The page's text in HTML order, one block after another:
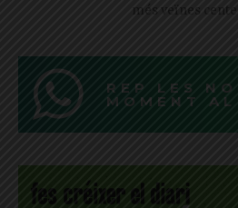
més veïnes
REP LES
MOMENT